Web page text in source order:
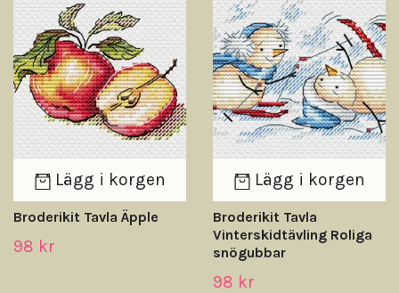
Lägg i korgen
Broderikit Tavla Äpple
98 kr
Lägg i korgen
Broderikit Tavla
Vinterskidtävling Roliga
snögubbar
98 kr